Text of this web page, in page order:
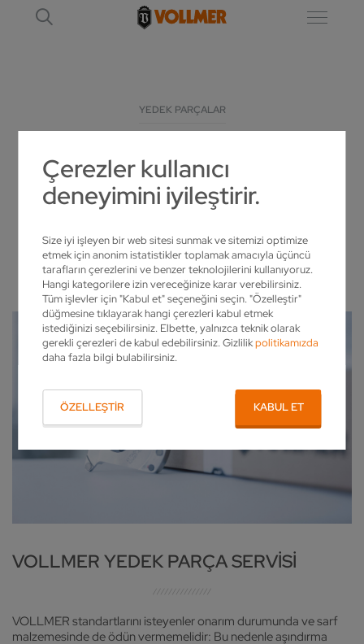
Çerezler kullanıcı
deneyimini iyileştirir.
Size iyi işleyen bir web sitesi sunmak ve sitemizi optimize
etmek için anonim istatistikler toplamak amacıyla üçüncü
tarafların çerezlerini ve benzer teknolojilerini kullanıyoruz.
Hangi kategorilere izin vereceğinize karar verebilirsiniz.
Tüm işlevler için "Kabul et" seçeneğini seçin. "Özelleştir"
düğmesine tıklayarak hangi çerezleri kabul etmek
istediğinizi seçebilirsiniz. Elbette, yalnızca teknik olarak
gerekli çerezleri de kabul edebilirsiniz. Gizlilikpolitikamızda
daha fazla bilgi bulabilirsiniz.
ÖZELLEŞTIR KABUL ET
YEDEK PARÇALAR
TAŞLAMA TEZGAHLARI IÇIN YEDEK
PARÇALAR
VOLLMER ILE EN IYISI
VOLLMER YEDEK PARÇA SERVISI
VOLLMER standartlarını isteyenler onarım durumunda ve sarf
malzemesinde de ödün vermemelidir: Bu nedenle aşındırma